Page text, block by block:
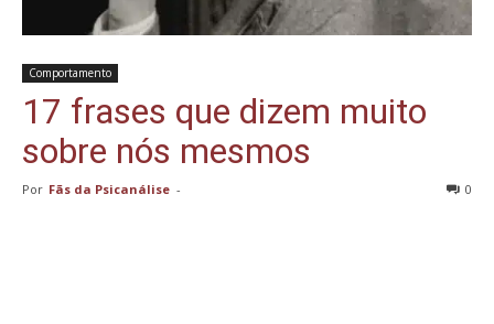
Comportamento
17 frases que dizem muito
sobre nós mesmos
Por Fãs da Psicanálise - 0